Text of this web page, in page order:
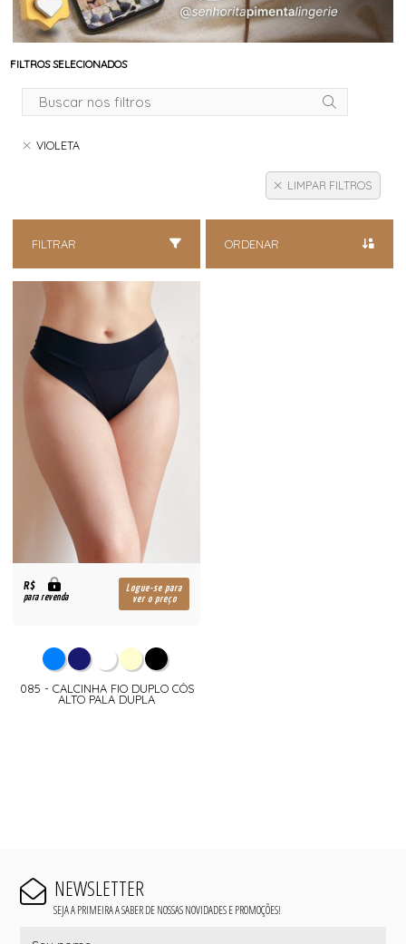
FILTROS SELECIONADOS
VIOLETA
LIMPAR FILTROS
FILTRAR ORDENAR
R$
para revenda
Logue-se para
ver o preço
085 - CALCINHA FIO DUPLO CÓS
ALTO PALA DUPLA
NEWSLETTER
SEJA A PRIMEIRA A SABER DE NOSSAS NOVIDADES E PROMOÇÕES!